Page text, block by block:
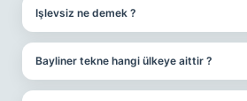
Işlevsiz ne demek ?
Bayliner tekne hangi ülkeye aittir ?